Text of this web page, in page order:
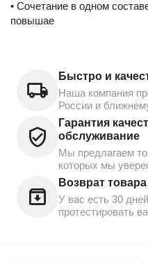
• Сочетание в одном
повышае
Быстро и
Наша компания
России и
Гарантия
обслуживание
Мы предлагаем
которых мы
Возврат
У вас есть 30
протестировать